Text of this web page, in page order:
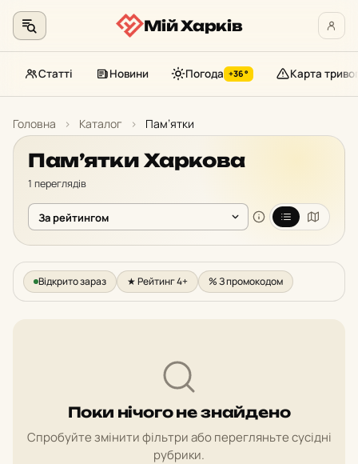
контенту
Мій Харків
Статті Новини Погода +36° Карта
Головна › Каталог › Пам’ятки
Пам’ятки Харкова
1 переглядів
Відкрито зараз ★ Рейтинг 4+ % З промокодом
Поки нічого не знайдено
Спробуйте змінити фільтри або перегляньте сусідні
рубрики.